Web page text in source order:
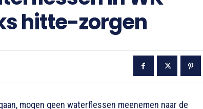
hitte-zorgen
mogen geen waterflessen meenemen naar de